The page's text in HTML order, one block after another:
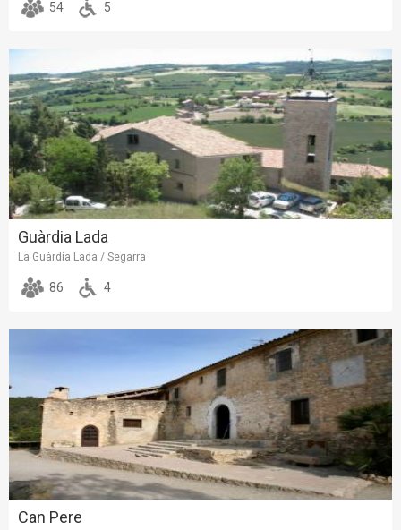
54 5
Guàrdia Lada
La Guàrdia Lada / Segarra
86 4
Can Pere